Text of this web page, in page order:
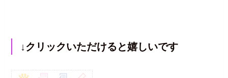
↓クリックいただけると嬉しいです